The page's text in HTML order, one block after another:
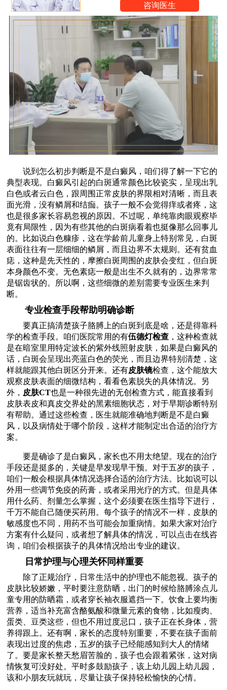
咨询医生
说到怎么初步判断是不是白癜风，咱们得了解一下它的
典型表现。白癜风引起的白斑通常颜色比较瓷实，呈现出乳
白色或者云白色，跟周围正常皮肤的界限相对清晰，而且表
面光滑，没有鳞屑和结痂。孩子一般不会觉得痒或者疼，这
也是很多家长容易忽视的原因。不过呢，单纯靠肉眼观察毕
竟有局限性，因为有些其他的白斑病看着也挺像那么回事儿
的。比如说白色糠疹，这在学龄前儿童身上特别常见，白斑
表面往往有一层细细的鳞屑，而且边界不太规则。还有贫血
痣，这种是先天性的，摩擦白斑周围的皮肤会变红，但白斑
本身颜色不变。无色素痣一般是出生不久就有的，边界常常
是锯齿状的。所以啊，这些细微的差别需要专业医生来判
断。
专业检查手段帮助明确诊断
要真正搞清楚孩子胳膊上的白斑到底是啥，还是得靠科
学的检查手段。咱们医院常用的有伍德灯检查 ，这种检查就
是在暗室里用特定波长的紫外线照射皮肤，如果是白癜风的
话，白斑会呈现出亮蓝白色的荧光，而且边界特别清楚，这
样就能跟其他白斑区分开来。还有皮肤镜检查，这个能放大
观察皮肤表面的细微结构，看看色素脱失的具体情况。另
外， 皮肤CT也是一种很先进的无创检查方式，能直接看到
皮肤表皮和真皮交界处的黑素细胞状态，对于早期诊断特别
有帮助。通过这些检查，医生就能准确地判断是不是白癜
风，以及病情处于哪个阶段，这样才能制定出合适的治疗方
案。
要是确诊了是白癜风，家长也不用太绝望。现在的治疗
手段还是挺多的，关键是早发现早干预。对于五岁的孩子，
咱们一般会根据具体情况选择合适的治疗方法。比如说可以
外用一些调节免疫的药膏，或者采用光疗的方式。但是具体
用什么药、剂量怎么掌握，这个必须要在医生指导下进行，
千万不能自己随便买药用。每个孩子的情况不一样，皮肤的
敏感度也不同，用药不当可能会加重病情。如果大家对治疗
方案有什么疑问，或者想了解具体的情况，可以点击在线咨
询，咱们会根据孩子的具体情况给出专业的建议。
日常护理与心理关怀同样重要
除了正规治疗，日常生活中的护理也不能忽视。孩子的
皮肤比较娇嫩，平时要注意防晒，出门的时候给胳膊涂点儿
童专用的防晒霜，或者穿长袖衣服遮挡一下。饮食上要均衡
营养，适当补充富含酪氨酸和微量元素的食物，比如瘦肉、
蛋类、豆类这些，但也不用过度忌口，孩子正在长身体，营
养得跟上。还有啊，家长的态度特别重要，不要在孩子面前
表现出过度的焦虑，五岁的孩子已经能感知到大人的情绪
了。要是家长整天愁眉苦脸的，孩子也会跟着紧张，这对病
情恢复可没好处。平时多鼓励孩子，该上幼儿园上幼儿园，
该和小朋友玩就玩，尽量让孩子保持轻松愉快的心情。